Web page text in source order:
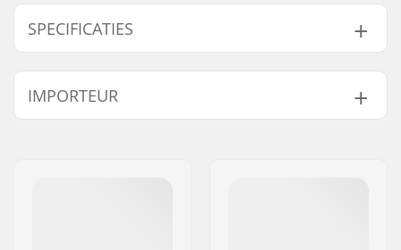
SPECIFICATIES
Gewicht: 14g
IMPORTEUR